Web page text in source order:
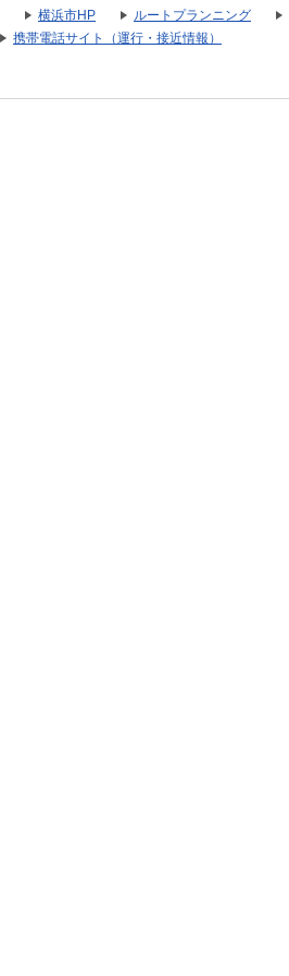
横浜市HP ルートプランニング
携帯電話サイト（運行・接近情報）